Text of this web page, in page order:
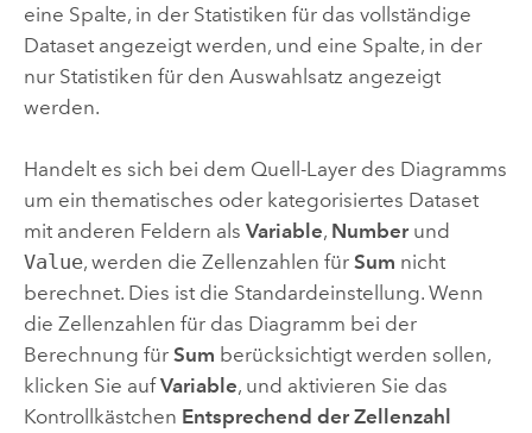
eine Spalte, in der Statistiken für das vollständige
Dataset angezeigt werden, und eine Spalte, in der
nur Statistiken für den Auswahlsatz angezeigt
werden.
Handelt es sich bei dem Quell-Layer des Diagramms
um ein thematisches oder kategorisiertes Dataset
mit anderen Feldern als Variable, Numberund
Value, werden die Zellenzahlen für Sum nicht
berechnet. Dies ist die Standardeinstellung. Wenn
die Zellenzahlen für das Diagramm bei der
Berechnung für Sum berücksichtigt werden sollen,
klicken Sie aufVariable, und aktivieren Sie das
Kontrollkästchen Entsprechend der Zellenzahl